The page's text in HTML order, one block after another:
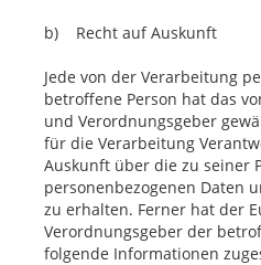
b) Recht auf Auskunft
Jede von der Verarbeitung
betroffene Person hat das
und Verordnungsgeber
für die Verarbeitung
Auskunft über die zu seiner
personenbezogenen Daten
zu erhalten. Ferner hat der
Verordnungsgeber der
folgende Informationen